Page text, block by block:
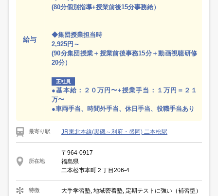
給与
(80分個別指導+授業前後15分事務給）
◆集団授業担当時
2,925円～
(90分集団授業＋授業前後事務15分＋動画視聴研修
20分）
正社員
●基本給：２０万円〜+授業手当：１万円＝２１
万〜
●車両手当、時間外手当、休日手当、役職手当あり
最寄り駅 JR東北本線(黒磯～利府・盛岡) 二本松駅
所在地
〒964-0917
福島県
二本松市本町２丁目206-4
特徴 大手学習塾, 地域密着塾, 定期テストに強い（補習型）